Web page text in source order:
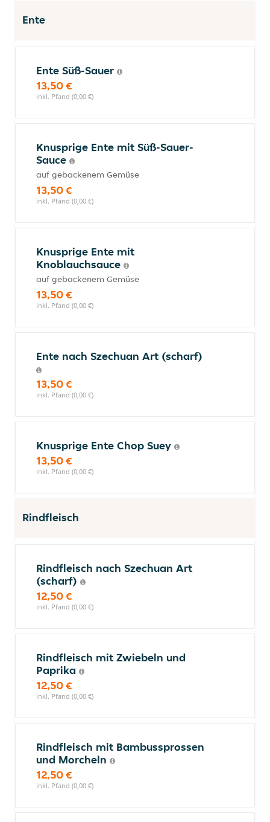
Ente
Ente Süß-Sauer
13,50 €
inkl. Pfand (0,00 €)
Knusprige Ente mit Süß-Sauer-
Sauce
auf gebackenem Gemüse
13,50 €
inkl. Pfand (0,00 €)
Knusprige Ente mit
Knoblauchsauce
auf gebackenem Gemüse
13,50 €
inkl. Pfand (0,00 €)
Ente nach Szechuan Art (scharf)
13,50 €
inkl. Pfand (0,00 €)
Knusprige Ente Chop Suey
13,50 €
inkl. Pfand (0,00 €)
Rindfleisch
Rindfleisch nach Szechuan Art
(scharf)
12,50 €
inkl. Pfand (0,00 €)
Rindfleisch mit Zwiebeln und
Paprika
12,50 €
inkl. Pfand (0,00 €)
Rindfleisch mit Bambussprossen
und Morcheln
12,50 €
inkl. Pfand (0,00 €)